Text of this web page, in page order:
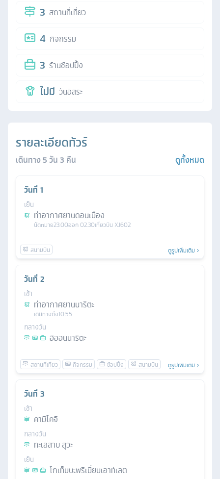
3 สถานที่เที่ยว
4 กิจกรรม
3 ร้านช้อปปิ้ง
ไม่มี วันอิสระ
รายละเอียดทัวร์
เดินทาง5วัน3 คืน ดูทั้งหมด
วันที่ 1
เย็น
ท่าอากาศยานดอนเมือง
นัดหมาย23.00ออก02.30เที่ยวบิน XJ602
ดูรูปเพิ่มเติม
วันที่ 2
เช้า
ท่าอากาศยานนาริตะ
เดินทางถึง10.55
กลางวัน
อิออนนาริตะ
ดูรูปเพิ่มเติม
วันที่ 3
เช้า
คามิโคจิ
กลางวัน
ทะเลสาบ สุวะ
เย็น
โกเท็มบะพรีเมี่ยมเอาท์เลต